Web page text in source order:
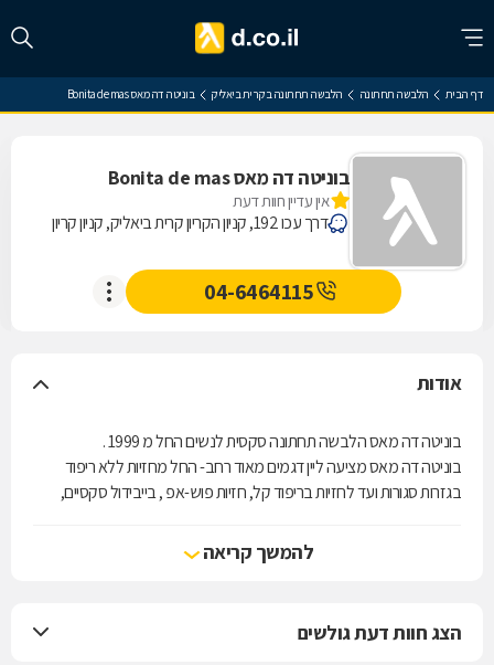
דף הבית הלבשה תחתונה הלבשה תחתונה בקרית ביאליק בוניטה דה מאס Bonita de mas
בוניטה דה מאס Bonita de mas
אין עדיין חוות דעת
דרך עכו 192, קניון הקריון קרית ביאליק, קניון קריון
04-6464115
אודות
בוניטה דה מאס הלבשה תחתונה סקסית לנשים החל מ 1999 .
בוניטה דה מאס מציעה ליין דגמים מאוד רחב- החל מחזיות ללא ריפוד
בגזרות סגורות ועד לחזיות בריפוד קל, חזיות פוש-אפ , בייבידול סקסיים,
להמשך קריאה
הצג חוות דעת גולשים